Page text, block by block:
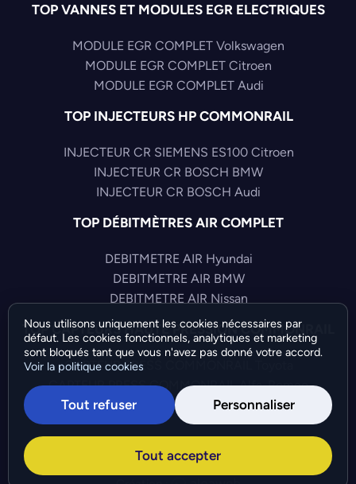
TOP VANNES ET MODULES EGR ELECTRIQUES
MODULE EGR COMPLET Volkswagen
MODULE EGR COMPLET Citroen
MODULE EGR COMPLET Audi
TOP INJECTEURS HP COMMONRAIL
INJECTEUR CR SIEMENS ES100 Citroen
INJECTEUR CR BOSCH BMW
INJECTEUR CR BOSCH Audi
TOP DÉBITMÈTRES AIR COMPLET
DEBITMETRE AIR Hyundai
DEBITMETRE AIR BMW
DEBITMETRE AIR Nissan
TOP CAPTEURS HAUTE PRESSION COMMONRAIL
CAPTEUR PRESS COMMONRAIL Toyota
CAPTEUR PRESS COMMONRAIL Alfa-Romeo
CAPTEUR PRESS COMMONRAIL Citroen
©Bresch SAS - Copyright 2026 - Tous droits réservés -
Préférences de cookies-Gérer mes cookies
Nous utilisons uniquement les cookies nécessaires par
défaut. Les cookies fonctionnels, analytiques et marketing
sont bloqués tant que vous n'avez pas donné votre accord.
Voir la politique cookies
Tout refuser Personnaliser
Tout accepter